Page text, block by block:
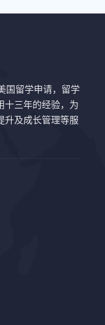
国留学申请，留学
十三年的经验，为
升及成长管理等服